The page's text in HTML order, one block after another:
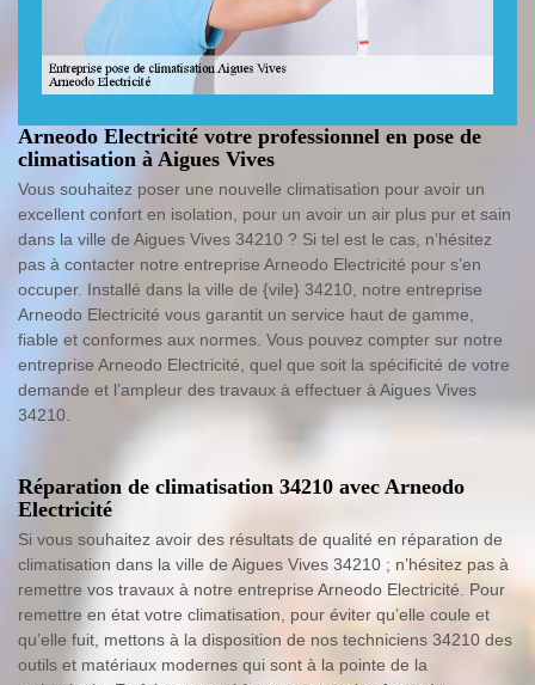
Arneodo Electricité votre professionnel en pose de
climatisation à Aigues Vives
Vous souhaitez poser une nouvelle climatisation pour avoir un
excellent confort en isolation, pour un avoir un air plus pur et sain
dans la ville de Aigues Vives 34210 ? Si tel est le cas, n’hésitez
pas à contacter notre entreprise Arneodo Electricité pour s’en
occuper. Installé dans la ville de {vile} 34210, notre entreprise
Arneodo Electricité vous garantit un service haut de gamme,
fiable et conformes aux normes. Vous pouvez compter sur notre
entreprise Arneodo Electricité, quel que soit la spécificité de votre
demande et l’ampleur des travaux à effectuer à Aigues Vives
34210.
Réparation de climatisation 34210 avec Arneodo
Electricité
Si vous souhaitez avoir des résultats de qualité en réparation de
climatisation dans la ville de Aigues Vives 34210 ; n’hésitez pas à
remettre vos travaux à notre entreprise Arneodo Electricité. Pour
remettre en état votre climatisation, pour éviter qu’elle coule et
qu’elle fuit, mettons à la disposition de nos techniciens 34210 des
outils et matériaux modernes qui sont à la pointe de la